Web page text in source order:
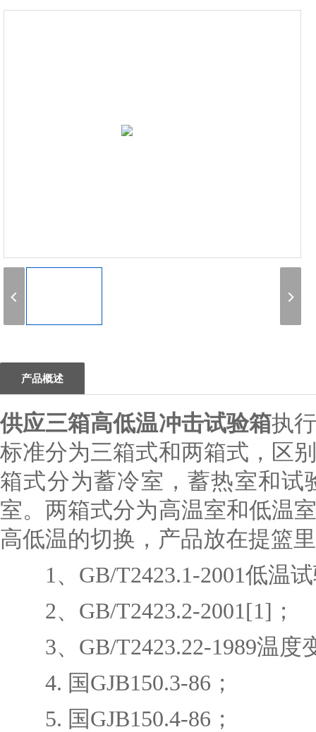
产品概述
供应三箱高低温冲击试验箱执
标准分为三箱式和两箱式，区
箱式分为蓄冷室，蓄热室和
室。两箱式分为高温室和低温
高低温的切换，产品放在提篮
1、GB/T2423.1-2001低温
2、GB/T2423.2-2001[1]；
3、GB/T2423.22-1989温度
4. 国GJB150.3-86；
5. 国GJB150.4-86；